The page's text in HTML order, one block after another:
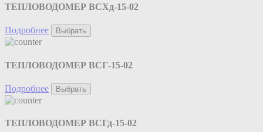
ТЕПЛОВОДОМЕР ВСХд-15-02
Подробнее Выбрать
ТЕПЛОВОДОМЕР ВСГ-15-02
Подробнее Выбрать
ТЕПЛОВОДОМЕР ВСГд-15-02